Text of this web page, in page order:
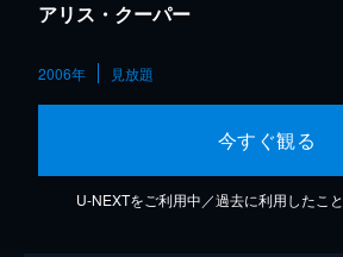
アリス・クーパー
2006年 見放題
今すぐ観る
U-NEXTをご利用中／過去に利用したこ